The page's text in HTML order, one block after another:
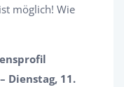
möglich! Wie
Dienstag, 11.